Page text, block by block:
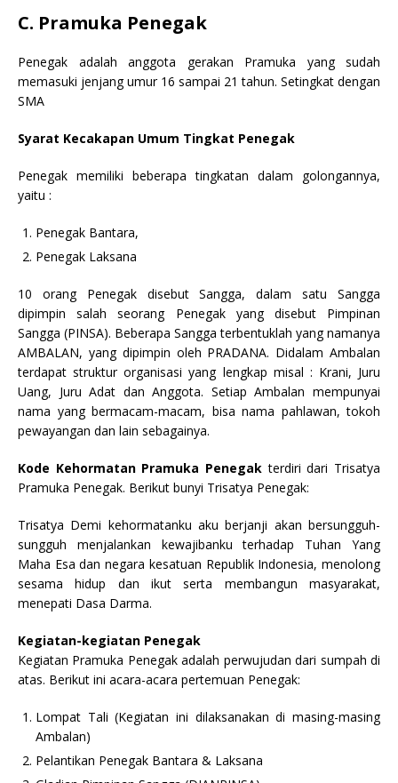
C. Pramuka Penegak
Penegak adalah anggota gerakan Pramuka yang sudah
memasuki jenjang umur 16 sampai 21 tahun. Setingkat dengan
SMA
Syarat Kecakapan Umum Tingkat Penegak
Penegak memiliki beberapa tingkatan dalam golongannya,
yaitu :
Penegak Bantara,
Penegak Laksana
10 orang Penegak disebut Sangga, dalam satu Sangga
dipimpin salah seorang Penegak yang disebut Pimpinan
Sangga (PINSA). Beberapa Sangga terbentuklah yang namanya
AMBALAN, yang dipimpin oleh PRADANA. Didalam Ambalan
terdapat struktur organisasi yang lengkap misal : Krani, Juru
Uang, Juru Adat dan Anggota. Setiap Ambalan mempunyai
nama yang bermacam-macam, bisa nama pahlawan, tokoh
pewayangan dan lain sebagainya.
Kode Kehormatan Pramuka Penegak terdiri dari Trisatya
Pramuka Penegak. Berikut bunyi Trisatya Penegak:
Trisatya Demi kehormatanku aku berjanji akan bersungguh-
sungguh menjalankan kewajibanku terhadap Tuhan Yang
Maha Esa dan negara kesatuan Republik Indonesia, menolong
sesama hidup dan ikut serta membangun masyarakat,
menepati Dasa Darma.
Kegiatan-kegiatan Penegak
Kegiatan Pramuka Penegak adalah perwujudan dari sumpah di
atas. Berikut ini acara-acara pertemuan Penegak:
Lompat Tali (Kegiatan ini dilaksanakan di masing-masing
Ambalan)
Pelantikan Penegak Bantara & Laksana